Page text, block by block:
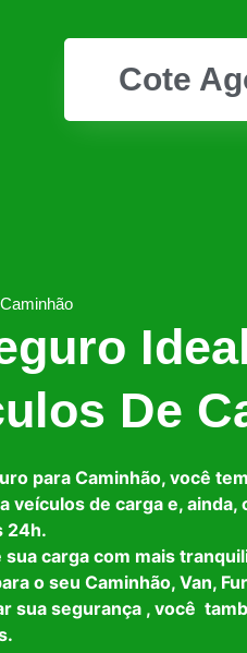
Cote
De
para Caminhão, você
veículos de carga e,
24h.
carga com mais
o seu Caminhão, Van,
sua segurança , você